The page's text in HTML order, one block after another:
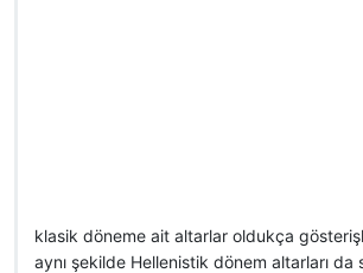
klasik döneme ait altarlar oldukça
aynı şekilde Hellenistik dönem altarları da